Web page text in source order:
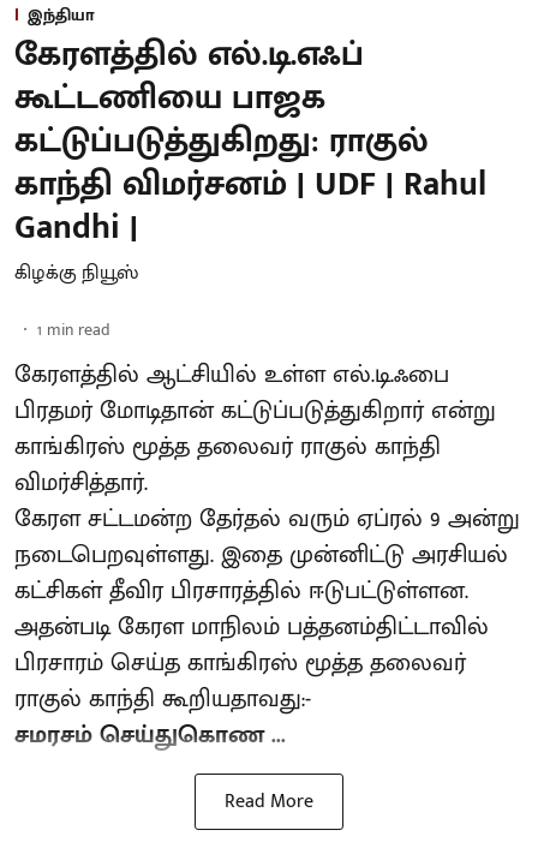
இந்தியா
கேரளத்தில் எல்.டி.எஃப்
கூட்டணியை பாஜக
கட்டுப்படுத்துகிறது: ராகுல்
காந்தி விமர்சனம் | UDF | Rahul
Gandhi |
கிழக்கு நியூஸ்
1 min read
கேரளத்தில் ஆட்சியில் உள்ள எல்.டி.ஃபை
பிரதமர் மோடிதான் கட்டுப்படுத்துகிறார் என்று
காங்கிரஸ் மூத்த தலைவர் ராகுல் காந்தி
விமர்சித்தார்.
கேரள சட்டமன்ற தேர்தல் வரும் ஏப்ரல் 9 அன்று
நடைபெறவுள்ளது. இதை முன்னிட்டு அரசியல்
கட்சிகள் தீவிர பிரசாரத்தில் ஈடுபட்டுள்ளன.
அதன்படி கேரள மாநிலம் பத்தனம்திட்டாவில்
பிரசாரம் செய்த காங்கிரஸ் மூத்த தலைவர்
ராகுல் காந்தி கூறியதாவது:-
சமரசம் செய்துகொண ...
Read More